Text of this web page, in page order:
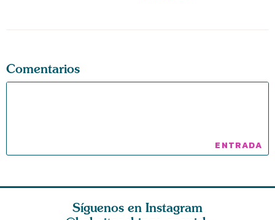
Comentarios
Síguenos en Instagram